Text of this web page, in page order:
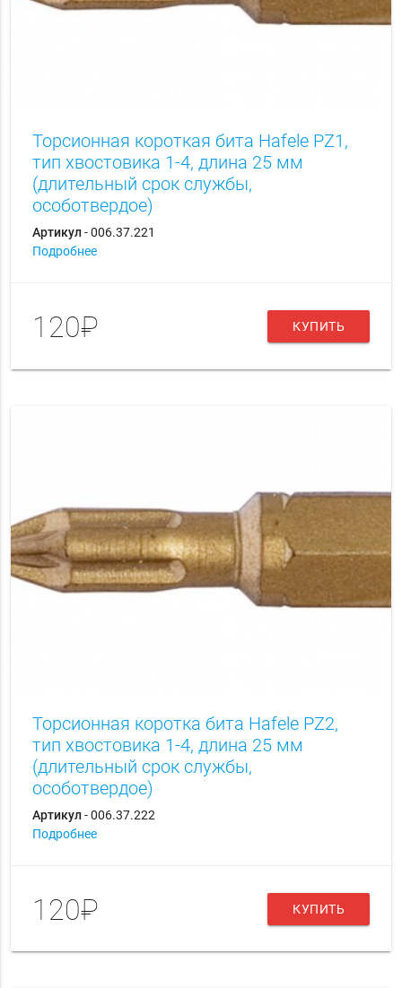
Торсионная короткая бита Hаfele PZ1,
тип хвостовика 1-4, длина 25 мм
(длительный срок службы,
особотвердое)
Артикул- 006.37.221
Подробнее
120₽ КУПИТЬ
Торсионная коротка бита Hаfele PZ2,
тип хвостовика 1-4, длина 25 мм
(длительный срок службы,
особотвердое)
Артикул- 006.37.222
Подробнее
120₽ КУПИТЬ